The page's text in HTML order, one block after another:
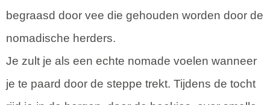
begraasd door vee die gehouden worden door de
nomadische herders.
Je zult je als een echte nomade voelen wanneer
je te paard door de steppe trekt. Tijdens de tocht